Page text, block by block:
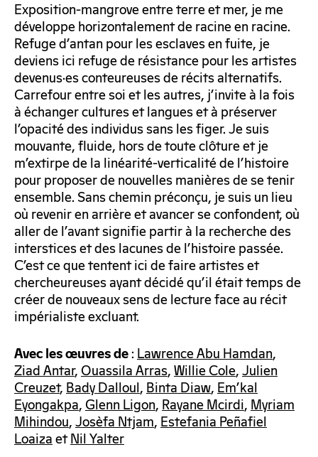
Exposition-mangrove entre terre et mer, je me
développe horizontalement de racine en racine.
Refuge d’antan pour les esclaves en fuite, je
deviens ici refuge de résistance pour les artistes
devenus·es conteureuses de récits alternatifs.
Carrefour entre soi et les autres, j’invite à la fois
à échanger cultures et langues et à préserver
l’opacité des individus sans les figer. Je suis
mouvante, fluide, hors de toute clôture et je
m’extirpe de la linéarité-verticalité de l’histoire
pour proposer de nouvelles manières de se tenir
ensemble. Sans chemin préconçu, je suis un lieu
où revenir en arrière et avancer se confondent, où
aller de l’avant signifie partir à la recherche des
interstices et des lacunes de l’histoire passée.
C’est ce que tentent ici de faire artistes et
chercheureuses ayant décidé qu’il était temps de
créer de nouveaux sens de lecture face au récit
impérialiste excluant.
Avec les œuvres de:Lawrence Abu Hamdan,
Ziad Antar,Ouassila Arras,Willie Cole,Julien
Creuzet,Bady Dalloul,Binta Diaw,Em’kal
Eyongakpa,Glenn Ligon,Rayane Mcirdi,Myriam
Mihindou,Josèfa Ntjam,Estefania Peñafiel
LoaizaetNil Yalter